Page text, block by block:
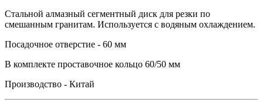
Стальной алмазный cегментный диск для резки по
смешанным гранитам. Используется с водяным охлаждением.
Посадочное отверстие - 60 мм
В комплекте проставочное кольцо 60/50 мм
Производство - Китай